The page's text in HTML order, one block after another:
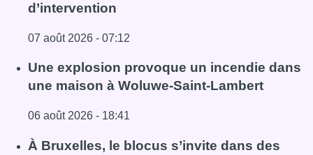
d’intervention
07 août 2026 - 07:12
Lire l'article Schaerbeek : un important incendie dans un
Une explosion provoque un incendie dans
une maison à Woluwe-Saint-Lambert
06 août 2026 - 18:41
Lire l'article Une explosion provoque un incendie dans
À Bruxelles, le blocus s’invite dans des